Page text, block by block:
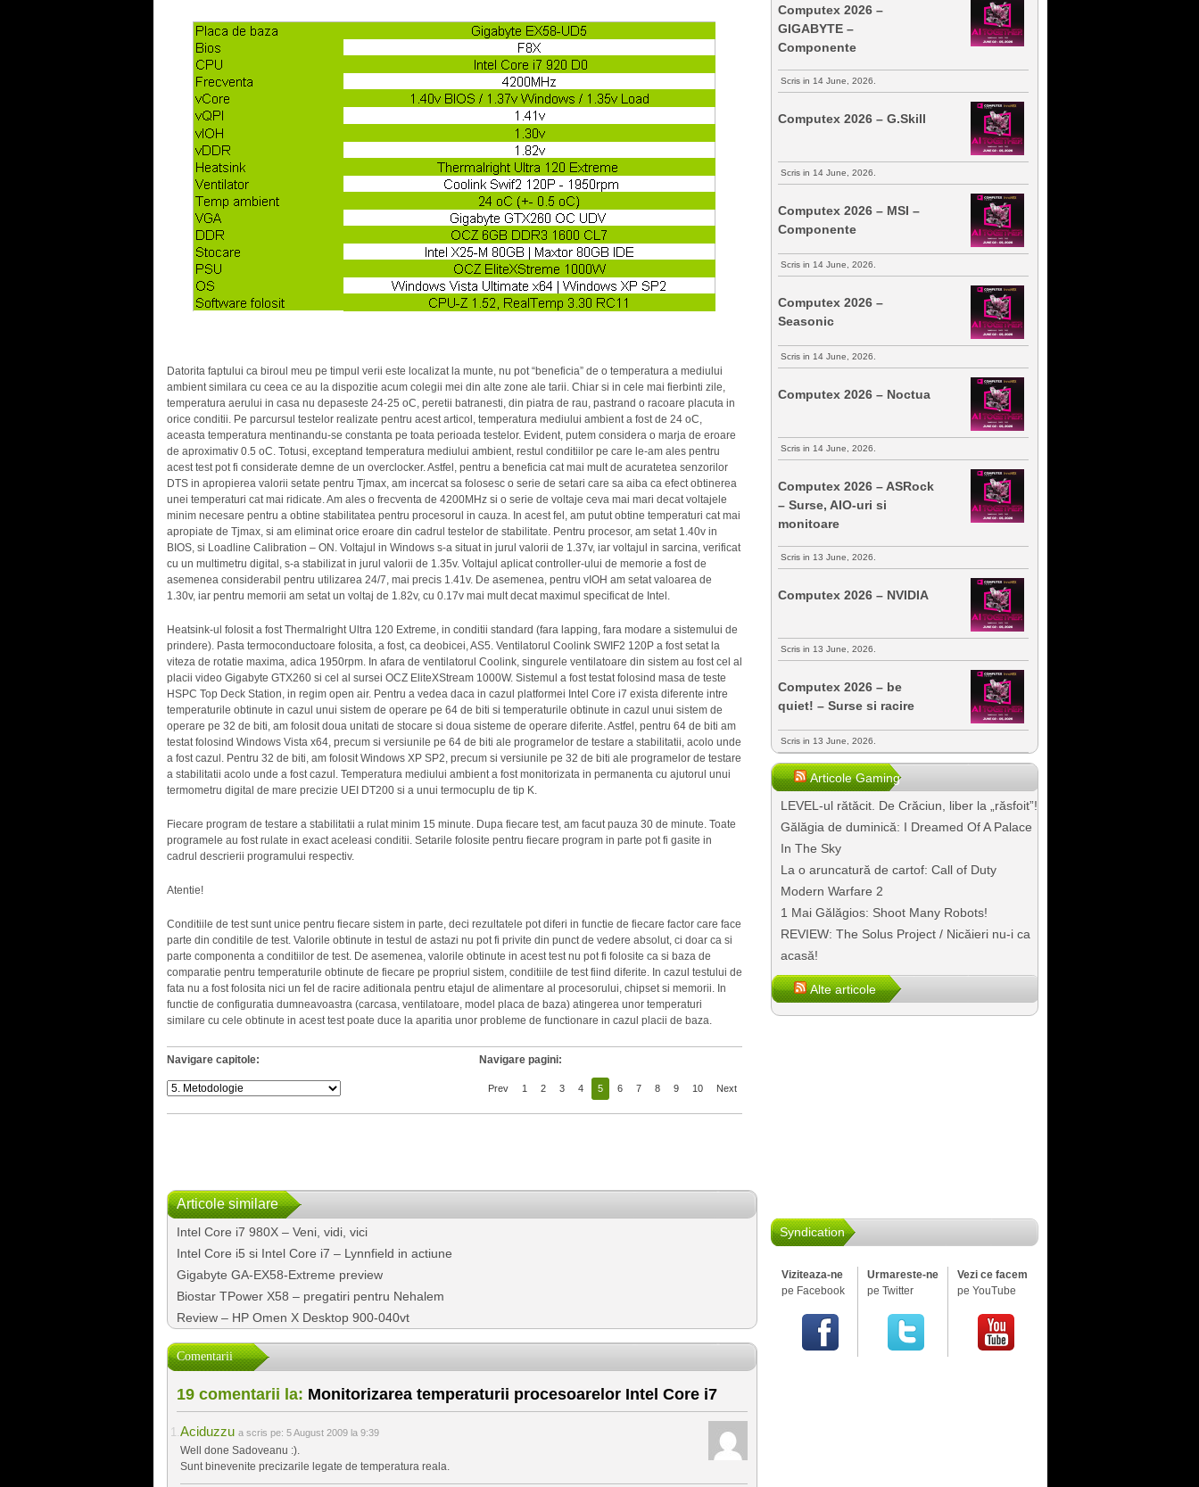
Datorita faptului ca biroul meu pe timpul verii este localizat la munte, nu pot “beneficia” de o temperatura a mediului
ambient similara cu ceea ce au la dispozitie acum colegii mei din alte zone ale tarii. Chiar si in cele mai fierbinti zile,
temperatura aerului in casa nu depaseste 24-25 oC, peretii batranesti, din piatra de rau, pastrand o racoare placuta in
orice conditii. Pe parcursul testelor realizate pentru acest articol, temperatura mediului ambient a fost de 24 oC,
aceasta temperatura mentinandu-se constanta pe toata perioada testelor. Evident, putem considera o marja de eroare
de aproximativ 0.5 oC. Totusi, exceptand temperatura mediului ambient, restul conditiilor pe care le-am ales pentru
acest test pot fi considerate demne de un overclocker. Astfel, pentru a beneficia cat mai mult de acuratetea senzorilor
DTS in apropierea valorii setate pentru Tjmax, am incercat sa folosesc o serie de setari care sa aiba ca efect obtinerea
unei temperaturi cat mai ridicate. Am ales o frecventa de 4200MHz si o serie de voltaje ceva mai mari decat voltajele
minim necesare pentru a obtine stabilitatea pentru procesorul in cauza. In acest fel, am putut obtine temperaturi cat mai
apropiate de Tjmax, si am eliminat orice eroare din cadrul testelor de stabilitate. Pentru procesor, am setat 1.40v in
BIOS, si Loadline Calibration – ON. Voltajul in Windows s-a situat in jurul valorii de 1.37v, iar voltajul in sarcina, verificat
cu un multimetru digital, s-a stabilizat in jurul valorii de 1.35v. Voltajul aplicat controller-ului de memorie a fost de
asemenea considerabil pentru utilizarea 24/7, mai precis 1.41v. De asemenea, pentru vIOH am setat valoarea de
1.30v, iar pentru memorii am setat un voltaj de 1.82v, cu 0.17v mai mult decat maximul specificat de Intel.
Heatsink-ul folosit a fost Thermalright Ultra 120 Extreme, in conditii standard (fara lapping, fara modare a sistemului de
prindere). Pasta termoconductoare folosita, a fost, ca deobicei, AS5. Ventilatorul Coolink SWIF2 120P a fost setat la
viteza de rotatie maxima, adica 1950rpm. In afara de ventilatorul Coolink, singurele ventilatoare din sistem au fost cel al
placii video Gigabyte GTX260 si cel al sursei OCZ EliteXStream 1000W. Sistemul a fost testat folosind masa de teste
HSPC Top Deck Station, in regim open air. Pentru a vedea daca in cazul platformei Intel Core i7 exista diferente intre
temperaturile obtinute in cazul unui sistem de operare pe 64 de biti si temperaturile obtinute in cazul unui sistem de
operare pe 32 de biti, am folosit doua unitati de stocare si doua sisteme de operare diferite. Astfel, pentru 64 de biti am
testat folosind Windows Vista x64, precum si versiunile pe 64 de biti ale programelor de testare a stabilitatii, acolo unde
a fost cazul. Pentru 32 de biti, am folosit Windows XP SP2, precum si versiunile pe 32 de biti ale programelor de testare
a stabilitatii acolo unde a fost cazul. Temperatura mediului ambient a fost monitorizata in permanenta cu ajutorul unui
termometru digital de mare precizie UEI DT200 si a unui termocuplu de tip K.
Fiecare program de testare a stabilitatii a rulat minim 15 minute. Dupa fiecare test, am facut pauza 30 de minute. Toate
programele au fost rulate in exact aceleasi conditii. Setarile folosite pentru fiecare program in parte pot fi gasite in
cadrul descrierii programului respectiv.
Atentie!
Conditiile de test sunt unice pentru fiecare sistem in parte, deci rezultatele pot diferi in functie de fiecare factor care face
parte din conditile de test. Valorile obtinute in testul de astazi nu pot fi privite din punct de vedere absolut, ci doar ca si
parte componenta a conditiilor de test. De asemenea, valorile obtinute in acest test nu pot fi folosite ca si baza de
comparatie pentru temperaturile obtinute de fiecare pe propriul sistem, conditiile de test fiind diferite. In cazul testului de
fata nu a fost folosita nici un fel de racire aditionala pentru etajul de alimentare al procesorului, chipset si memorii. In
functie de configuratia dumneavoastra (carcasa, ventilatoare, model placa de baza) atingerea unor temperaturi
similare cu cele obtinute in acest test poate duce la aparitia unor probleme de functionare in cazul placii de baza.
Navigare capitole: Navigare pagini:
Prev 1 2 3 4 5 6 7 8 9 10 Next
Articole similare
Intel Core i7 980X – Veni, vidi, vici
Intel Core i5 si Intel Core i7 – Lynnfield in actiune
Gigabyte GA-EX58-Extreme preview
Biostar TPower X58 – pregatiri pentru Nehalem
Review – HP Omen X Desktop 900-040vt
Comentarii
19 comentarii la: Monitorizarea temperaturii procesoarelor Intel Core i7
Aciduzzu a scris pe: 5 August 2009 la 9:39
Well done Sadoveanu :).
Sunt binevenite precizarile legate de temperatura reala.
Computex 2026 –
GIGABYTE –
Componente
Scris in 14 June, 2026.
Computex 2026 – G.Skill
Scris in 14 June, 2026.
Computex 2026 – MSI –
Componente
Scris in 14 June, 2026.
Computex 2026 –
Seasonic
Scris in 14 June, 2026.
Computex 2026 – Noctua
Scris in 14 June, 2026.
Computex 2026 – ASRock
– Surse, AIO-uri si
monitoare
Scris in 13 June, 2026.
Computex 2026 – NVIDIA
Scris in 13 June, 2026.
Computex 2026 – be
quiet! – Surse si racire
Scris in 13 June, 2026.
Articole Gaming
LEVEL-ul rătăcit. De Crăciun, liber la „răsfoit”!
Gălăgia de duminică: I Dreamed Of A Palace
In The Sky
La o aruncatură de cartof: Call of Duty
Modern Warfare 2
1 Mai Gălăgios: Shoot Many Robots!
REVIEW: The Solus Project / Nicăieri nu-i ca
acasă!
Alte articole
Syndication
Viziteaza-ne
pe Facebook
Urmareste-ne
pe Twitter
Vezi ce facem
pe YouTube